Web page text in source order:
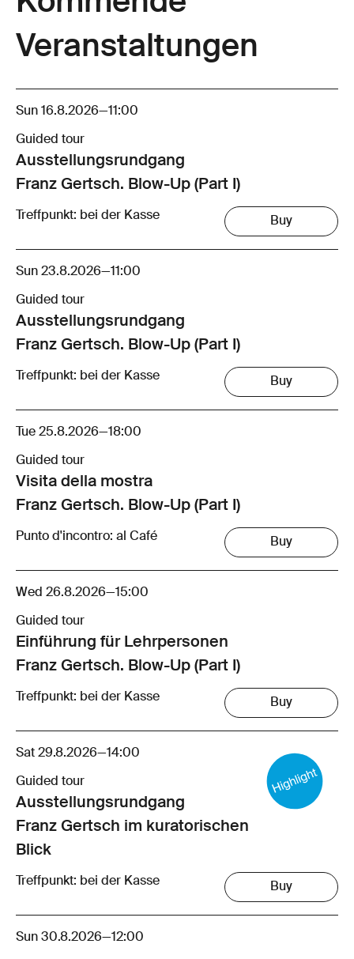
Veranstaltungen
Sun 16.8.2026—11:00
Guided tour
Ausstellungsrund­gang
Franz Gertsch. Blow-Up (Part I)
Treffpunkt: bei der Kasse Buy
Sun 23.8.2026—11:00
Guided tour
Ausstellungsrund­gang
Franz Gertsch. Blow-Up (Part I)
Treffpunkt: bei der Kasse Buy
Tue 25.8.2026—18:00
Guided tour
Visita della mostra
Franz Gertsch. Blow-Up (Part I)
Punto d'incontro: al Café Buy
Wed 26.8.2026—15:00
Guided tour
Einführung für Lehrpersonen
Franz Gertsch. Blow-Up (Part I)
Treffpunkt: bei der Kasse Buy
Sat 29.8.2026—14:00
Guided tour
Ausstellungsrund­gang
Franz Gertsch im kuratorischen
Blick
Treffpunkt: bei der Kasse Buy
Sun 30.8.2026—12:00